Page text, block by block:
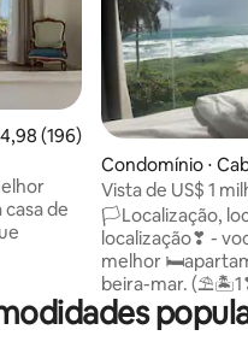
de uma avaliação média
4,98 (196)
casa de
Condomínio ⋅
Vista de US$ 1
mar | Terraço
🏳Localização,
localização❣ -
melhor
beira-mar.
☯vista♥
cobertura🏝)